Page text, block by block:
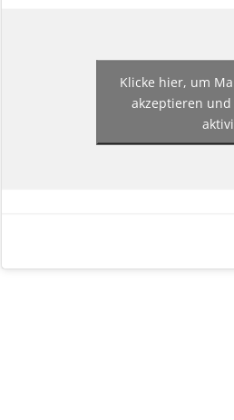
Klicke hier, um
akzeptieren